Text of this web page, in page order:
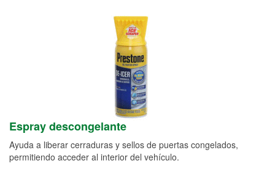
Espray descongelante
Ayuda a liberar cerraduras y sellos de puertas congelados,
permitiendo acceder al interior del vehículo.